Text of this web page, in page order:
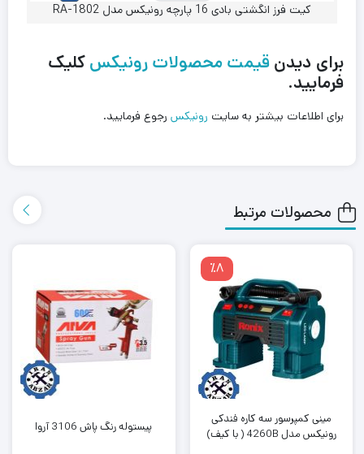
کیت فرز انگشتی بادی 16 پارچه رونیکس مدل RA-1802
برای دیدن قیمت محصولات رونیکس کلیک
فرمایید.
برای اطلاعات بیشتر به سایت رونیکس رجوع فرمایید.
محصولات مرتبط
٪8
مینی کمپرسور سه کاره فندکی
رونیکس مدل 4260B ( با کیف)
پیستوله رنگ پاش 3106 آروا